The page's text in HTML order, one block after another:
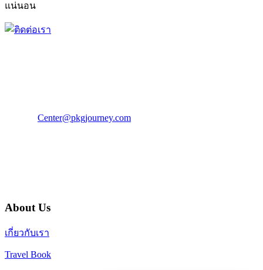
แน่นอน
Center@pkgjourney.com
About Us
เกี่ยวกับเรา
Travel Book